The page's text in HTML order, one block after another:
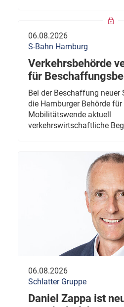
06.08.2026
S-Bahn Hamburg
Verkehrsbehörde
für
Bei der Beschaffung neuer
die Hamburger Behörde für
Mobilitätswende aktuell
verkehrswirtschaftliche
06.08.2026
Schlatter Gruppe
Daniel Zappa ist